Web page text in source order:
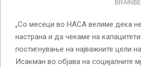
„Со месеци во НАСА велиме дека
настрана и да чекаме на
постигнување на најважните цели на
Исакман во објава на социјалните